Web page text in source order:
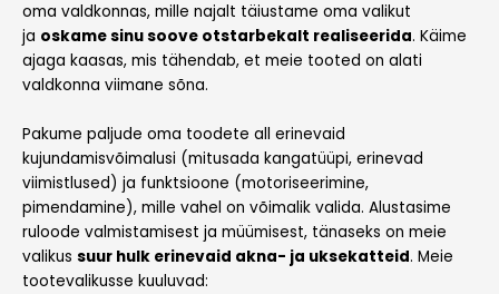
oma valdkonnas, mille najalt täiustame oma valikut
ja oskame sinu soove otstarbekalt realiseerida. Käime
ajaga kaasas, mis tähendab, et meie tooted on alati
valdkonna viimane sõna.
Pakume paljude oma toodete all erinevaid
kujundamisvõimalusi (mitusada kangatüüpi, erinevad
viimistlused) ja funktsioone (motoriseerimine,
pimendamine), mille vahel on võimalik valida. Alustasime
ruloode valmistamisest ja müümisest, tänaseks on meie
valikus suur hulk erinevaid akna- ja uksekatteid. Meie
tootevalikusse kuuluvad: